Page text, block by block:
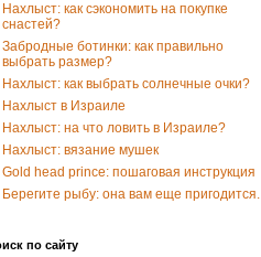
Нахлыст: как сэкономить на покупке
снастей?
Забродные ботинки: как правильно
выбрать размер?
Нахлыст: как выбрать солнечные очки?
Нахлыст в Израиле
Нахлыст: на что ловить в Израиле?
Нахлыст: вязание мушек
Gold head prince: пошаговая инструкция
Берегите рыбу: она вам еще пригодится.
по сайту